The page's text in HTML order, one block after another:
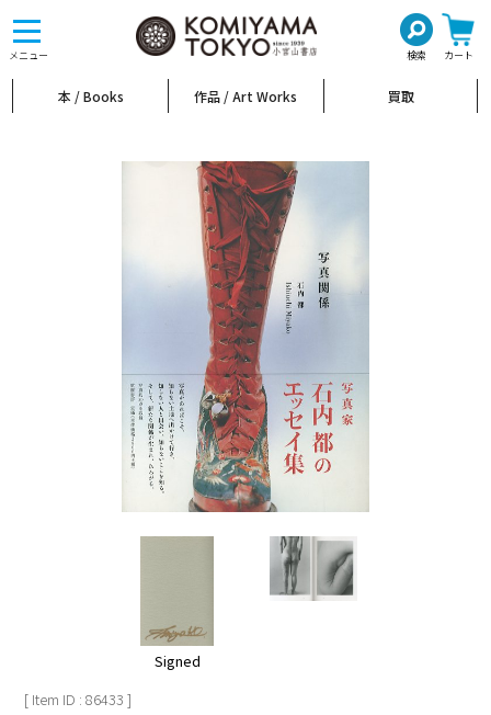
メニュー 検索 カート
toggle
navigation
本 / Books 作品 / Art Works 買取
Signed
[ Item ID : 86433 ]